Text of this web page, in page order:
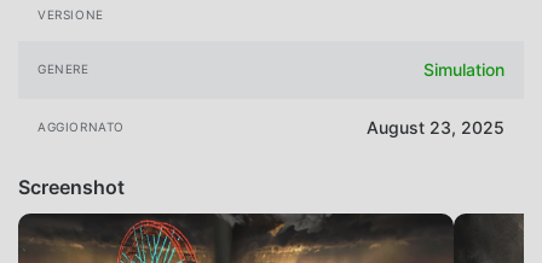
VERSIONE
GENERE Simulation
AGGIORNATO August 23, 2025
Screenshot